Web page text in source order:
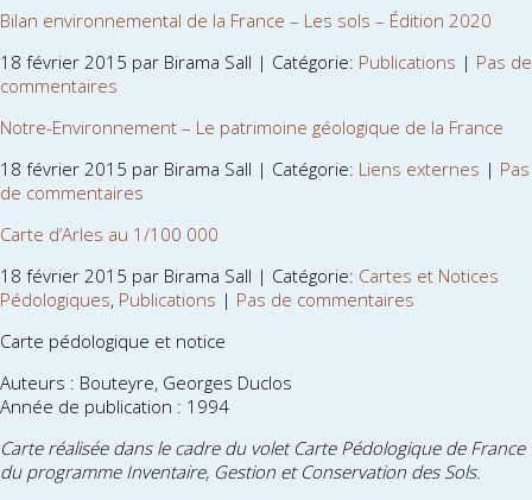
Bilan environnemental de la France – Les sols – Édition 2020
18 février 2015 par Birama Sall | Catégorie: Publications | Pas de
commentaires
Notre-Environnement – Le patrimoine géologique de la France
18 février 2015 par Birama Sall | Catégorie: Liens externes | Pas
de commentaires
Carte d’Arles au 1/100 000
18 février 2015 par Birama Sall | Catégorie: Cartes et Notices
Pédologiques, Publications | Pas de commentaires
Carte pédologique et notice
Auteurs : Bouteyre, Georges Duclos
Année de publication : 1994
Carte réalisée dans le cadre du volet Carte Pédologique de France
du programme Inventaire, Gestion et Conservation des Sols.